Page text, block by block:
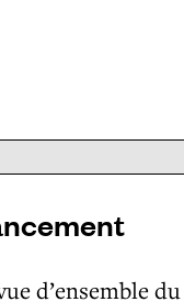
d’ensemble